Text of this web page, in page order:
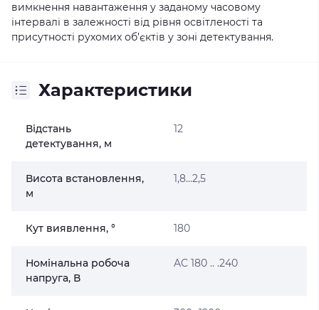
вимкнення навантаження у заданому часовому
інтервалі в залежності від рівня освітленості та
присутності рухомих об’єктів у зоні детектування.
Характеристики
Відстань
детектування, м
12
Висота встановлення,
м
1,8...2,5
Кут виявлення, ° 180
Номінальна робоча
напруга, В
AC 180 .. .240